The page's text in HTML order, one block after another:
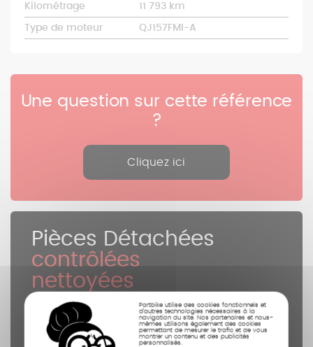
Partbike utilise des cookies fonctionnels et
d’autres technologies nécessaires à la
navigation du site. Nos partenaires et nous-
mêmes utilisons également des cookies
permettant de mesurer le trafic et de vous
montrer un contenu et des publicités
personnalisés.
Kilométrage 11 793 km
Type de moteur QJ157FMI-A
Une question sur cette référence
?
Cliquez ici
Pièces Détachées
contrôlées
nettoyées
photographiées